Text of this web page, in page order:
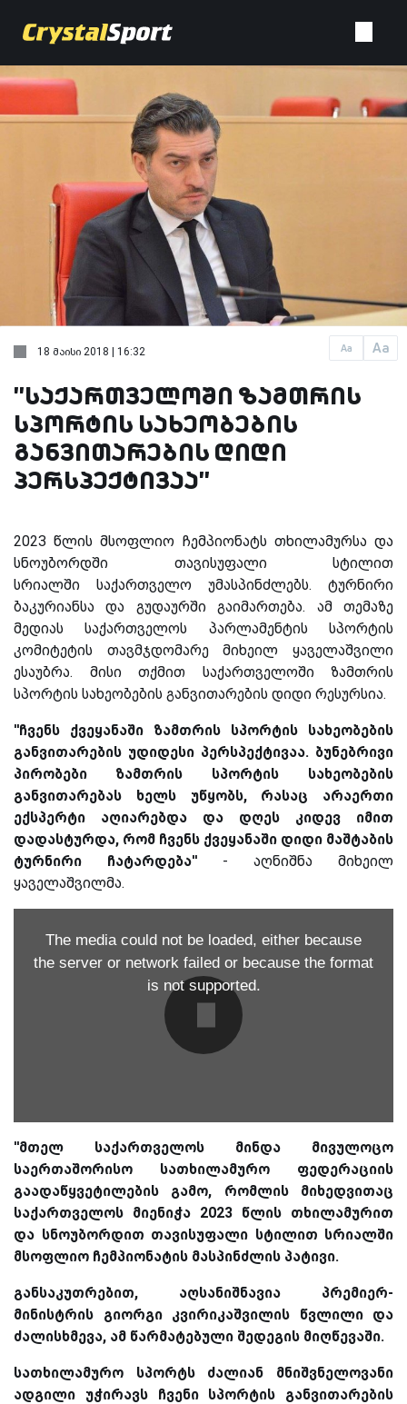
Aa Aa
18 მაისი 2018 | 16:32
''საქართველოში ზამთრის
სპორტის სახეობების
განვითარების დიდი
პერსპექტივაა''
2023 წლის მსოფლიო ჩემპიონატს თხილამურსა და
სნოუბორდში თავისუფალი სტილით
სრიალში საქართველო უმასპინძლებს. ტურნირი
ბაკურიანსა და გუდაურში გაიმართება. ამ თემაზე
მედიას საქართველოს პარლამენტის სპორტის
კომიტეტის თავმჯდომარე მიხეილ ყაველაშვილი
ესაუბრა. მისი თქმით საქართველოში ზამთრის
სპორტის სახეობების განვითარების დიდი რესურსია.
''ჩვენს ქვეყანაში ზამთრის სპორტის სახეობების
განვითარების უდიდესი პერსპექტივაა. ბუნებრივი
პირობები ზამთრის სპორტის სახეობების
განვითარებას ხელს უწყობს, რასაც არაერთი
ექსპერტი აღიარებდა და დღეს კიდევ იმით
დადასტურდა, რომ ჩვენს ქვეყანაში დიდი მაშტაბის
ტურნირი ჩატარდება'' - აღნიშნა მიხეილ
ყაველაშვილმა.
The media could not be loaded, either because
the server or network failed or because the format
is not supported.
''მთელ საქართველოს მინდა მივულოცო
საერთაშორისო სათხილამურო ფედერაციის
გაადაწყვეტილების გამო, რომლის მიხედვითაც
საქართველოს მიენიჭა 2023 წლის თხილამურით
და სნოუბორდით თავისუფალი სტილით სრიალში
მსოფლიო ჩემპიონატის მასპინძლის პატივი.
განსაკუთრებით, აღსანიშნავია პრემიერ-
მინისტრის გიორგი კვირიკაშვილის წვლილი და
ძალისხმევა, ამ წარმატებული შედეგის მიღწევაში.
სათხილამურო სპორტს ძალიან მნიშვნელოვანი
ადგილი უჭირავს ჩვენი სპორტის განვითარების